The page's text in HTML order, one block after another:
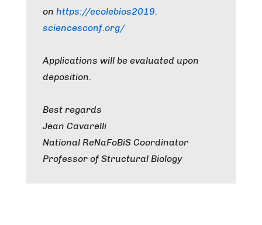
on https://ecolebios2019.
sciencesconf.org/
Applications will be evaluated upon
deposition.
Best regards
Jean Cavarelli
National ReNaFoBiS Coordinator
Professor of Structural Biology